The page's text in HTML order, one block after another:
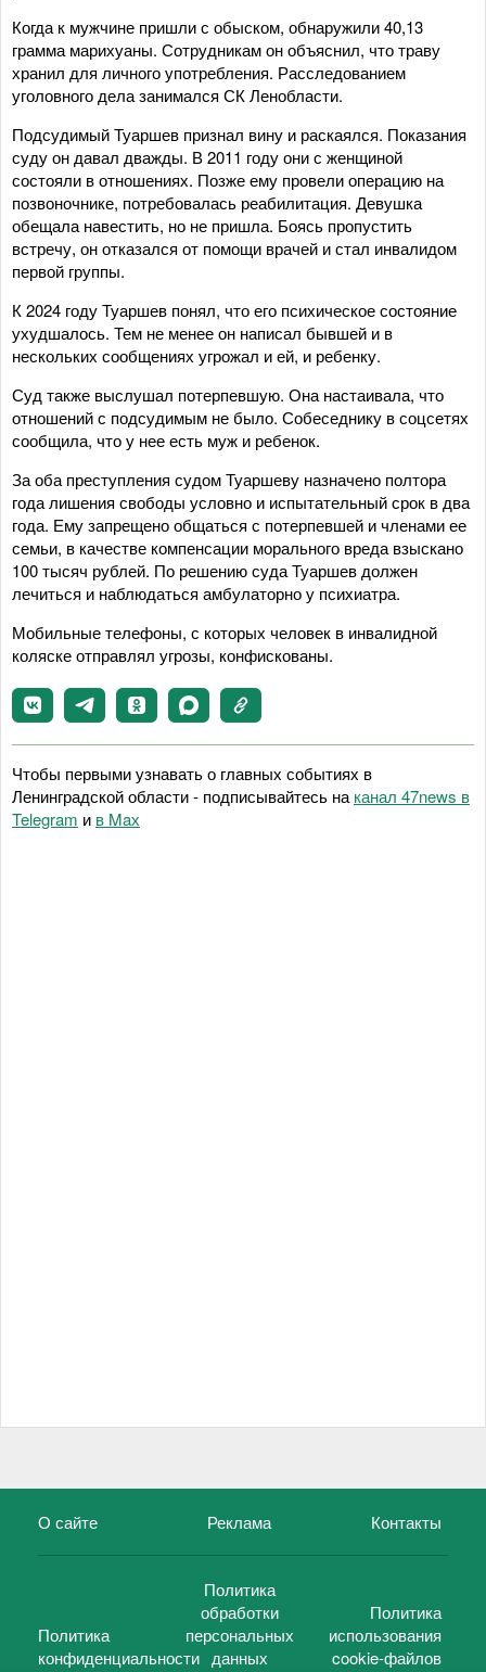
Когда к мужчине пришли с обыском, обнаружили 40,13
грамма марихуаны. Сотрудникам он объяснил, что траву
хранил для личного употребления. Расследованием
уголовного дела занимался СК Ленобласти.
Подсудимый Туаршев признал вину и раскаялся. Показания
суду он давал дважды. В 2011 году они с женщиной
состояли в отношениях. Позже ему провели операцию на
позвоночнике, потребовалась реабилитация. Девушка
обещала навестить, но не пришла. Боясь пропустить
встречу, он отказался от помощи врачей и стал инвалидом
первой группы.
К 2024 году Туаршев понял, что его психическое состояние
ухудшалось. Тем не менее он написал бывшей и в
нескольких сообщениях угрожал и ей, и ребенку.
Суд также выслушал потерпевшую. Она настаивала, что
отношений с подсудимым не было. Собеседнику в соцсетях
сообщила, что у нее есть муж и ребенок.
За оба преступления судом Туаршеву назначено полтора
года лишения свободы условно и испытательный срок в два
года. Ему запрещено общаться с потерпевшей и членами ее
семьи, в качестве компенсации морального вреда взыскано
100 тысяч рублей. По решению суда Туаршев должен
лечиться и наблюдаться амбулаторно у психиатра.
Мобильные телефоны, с которых человек в инвалидной
коляске отправлял угрозы, конфискованы.
Чтобы первыми узнавать о главных событиях в
Ленинградской области - подписывайтесь на канал 47news в
Telegram и в Maх
О сайте Реклама Контакты
Политика
конфиденциальности
Политика
обработки
персональных
данных
Политика
использования
cookie-файлов